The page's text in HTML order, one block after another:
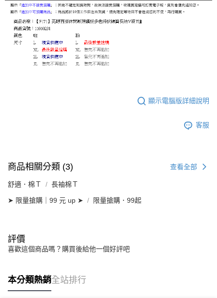
顯示電腦版詳細說明
客服
商品相關分類 (3) 查看全部
舒適．棉Ｔ 長袖棉Ｔ
➤ 限量搶購｜99 元 up ➤ 限量搶購．99起
評價
喜歡這個商品嗎？購買後給他一個好評吧
本分類熱銷全站排行